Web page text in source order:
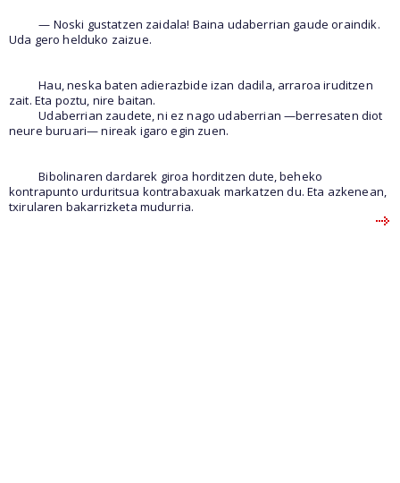
— Noski gustatzen zaidala! Baina udaberrian gaude oraindik.
Uda gero helduko zaizue.
Hau, neska baten adierazbide izan dadila, arraroa iruditzen
zait. Eta poztu, nire baitan.
Udaberrian zaudete, ni ez nago udaberrian —berresaten diot
neure buruari— nireak igaro egin zuen.
Bibolinaren dardarek giroa horditzen dute, beheko
kontrapunto urduritsua kontrabaxuak markatzen du. Eta azkenean,
txirularen bakarrizketa mudurria.